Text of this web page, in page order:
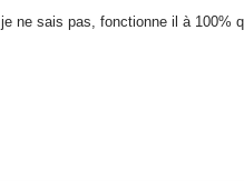
je ne sais pas, fonctionne il à 100%